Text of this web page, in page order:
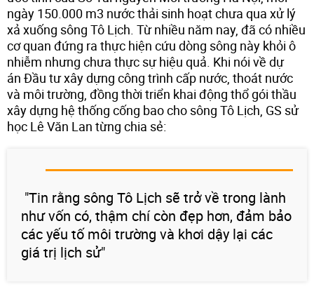
ngày 150.000 m3 nước thải sinh hoạt chưa qua xử lý
xả xuống sông Tô Lịch. Từ nhiều năm nay, đã có nhiều
cơ quan đứng ra thực hiện cứu dòng sông này khỏi ô
nhiễm nhưng chưa thực sự hiệu quả. Khi nói về dự
án Đầu tư xây dựng công trình cấp nước, thoát nước
và môi trường, đồng thời triển khai động thổ gói thầu
xây dựng hệ thống cống bao cho sông Tô Lịch, GS sử
học Lê Văn Lan từng chia sẻ:
"Tin rằng sông Tô Lịch sẽ trở về trong lành
như vốn có, thậm chí còn đẹp hơn, đảm bảo
các yếu tố môi trường và khơi dậy lại các
giá trị lịch sử"